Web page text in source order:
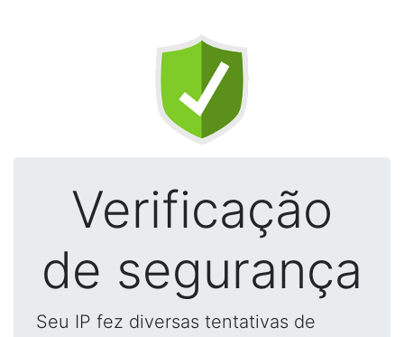
Verificação
de segurança
Seu IP fez diversas tentativas de